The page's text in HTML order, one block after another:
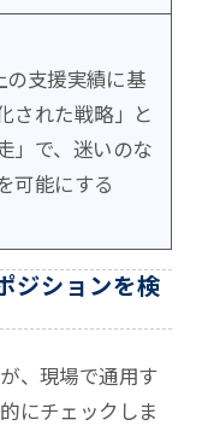
支援実績に基
された戦略」と
」で、迷いのな
可能にする
ジションを検
、現場で通用す
にチェックしま